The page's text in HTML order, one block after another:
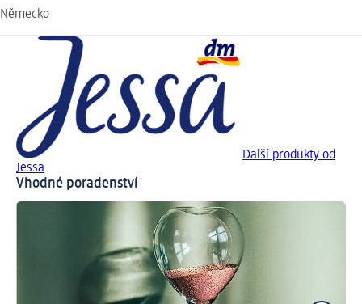
Německo
Další produkty od
Jessa
Vhodné poradenství